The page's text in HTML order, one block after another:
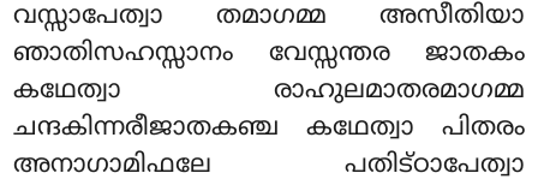
വസ്സാപേത്വാ തമാഗമ്മ അസീതിയാ
ഞാതിസഹസ്സാനം വേസ്സന്തര ജാതകം
കഥേത്വാ രാഹുലമാതരമാഗമ്മ
ചന്ദകിന്നരീജാതകഞ്ച കഥേത്വാ പിതരം
അനാഗാമിഫലേ പതിട്ഠാപേത്വാ